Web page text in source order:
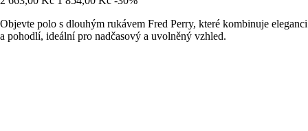
Objevte polo s dlouhým rukávem Fred Perry, které kombinuje eleganci
a pohodlí, ideální pro nadčasový a uvolněný vzhled.